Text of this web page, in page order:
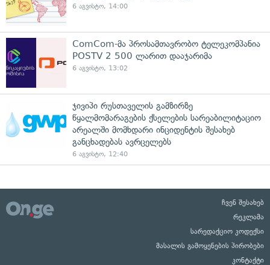
6 აგვისტო, 14:00
ComCom-მა პროსამთავრობო ტელეკომპანია
POSTV 2 500 ლარით დააჯარიმა
6 აგვისტო, 13:02
ჯივიპი რუსთაველის გამზირზე
წყალმომარაგების ქსელების სარეაბილიტაციო
არეალში მომხდარი ინციდენტის შესახებ
განცხადებას ავრცელებს
6 აგვისტო, 12:40
ჩვენ შესახებ
რეკლამა
სარედაქციო კოდექსი
მასალის გამოყენების პირობები
კონტაქტი